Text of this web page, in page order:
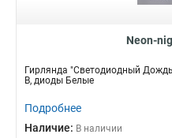
Neon-
Гирлянда "Светодиодный
В, диоды Белые
Подробнее
Наличие: В наличии